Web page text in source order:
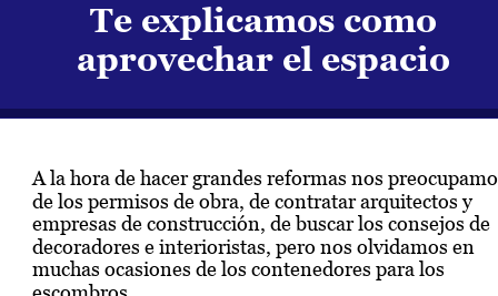
A la hora de hacer grandes reformas nos
de los permisos de obra, de contratar arquitectos y
empresas de construcción, de buscar los consejos de
decoradores e interioristas, pero nos olvidamos en
muchas ocasiones de los contenedores para los
Te explicamos como
aprovechar el espacio